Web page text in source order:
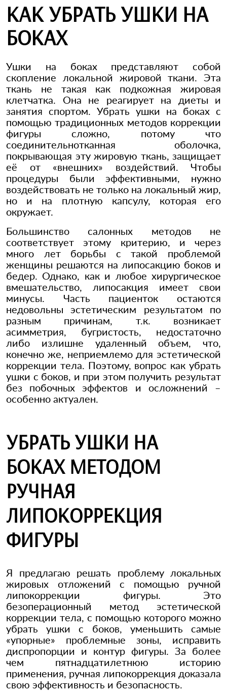
КАК УБРАТЬ УШКИ НА
БОКАХ
Ушки на боках представляют собой
скопление локальной жировой ткани. Эта
ткань не такая как подкожная жировая
клетчатка. Она не реагирует на диеты и
занятия спортом. Убрать ушки на боках с
помощью традиционных методов коррекции
фигуры сложно, потому что
соединительнотканная оболочка,
покрывающая эту жировую ткань, защищает
её от «внешних» воздействий. Чтобы
процедуры были эффективными, нужно
воздействовать не только на локальный жир,
но и на плотную капсулу, которая его
окружает.
Большинство салонных методов не
соответствует этому критерию, и через
много лет борьбы с такой проблемой
женщины решаются на липосакцию боков и
бедер. Однако, как и любое хирургическое
вмешательство, липосакция имеет свои
минусы. Часть пациенток остаются
недовольны эстетическим результатом по
разным причинам, т.к. возникает
асимметрия, бугристость, недостаточно
либо излишне удаленный объем, что,
конечно же, неприемлемо для эстетической
коррекции тела. Поэтому, вопрос как убрать
ушки с боков, и при этом получить результат
без побочных эффектов и осложнений –
особенно актуален.
УБРАТЬ УШКИ НА
БОКАХ МЕТОДОМ
РУЧНАЯ
ЛИПОКОРРЕКЦИЯ
ФИГУРЫ
Я предлагаю решать проблему локальных
жировых отложений с помощью ручной
липокоррекции фигуры. Это
безоперационный метод эстетической
коррекции тела, с помощью которого можно
убрать ушки с боков, уменьшить самые
«упорные» проблемные зоны, исправить
диспропорции и контур фигуры. За более
чем пятнадцатилетнюю историю
применения, ручная липокоррекция доказала
свою эффективность и безопасность.